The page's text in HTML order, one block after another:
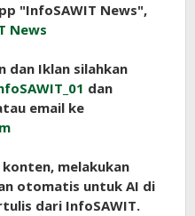
"InfoSAWIT News",
News
dan Iklan silahkan
dan
email ke
melakukan
otomatis untuk AI di
dari InfoSAWIT.